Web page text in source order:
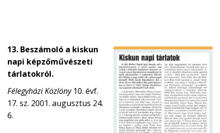
13. Beszámoló a kiskun
napi képzőművészeti
tárlatokról.
Félegyházi Közlöny10. évf.
17. sz. 2001. augusztus 24.
6.